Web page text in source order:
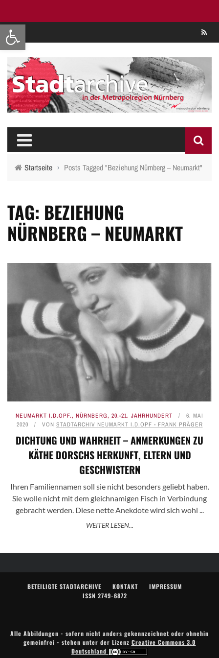
Werkzeugleiste öffnen
Startseite › Posts Tagged "Beziehung Nürnberg – Neumarkt"
TAG: BEZIEHUNG
NÜRNBERG – NEUMARKT
NEUMARKT I.D.OPF., NÜRNBERG, 20.-21. JAHRHUNDERT
6. MAI
2020
VON STADTARCHIV NEUMARKT I.D.OPF - FRANK PRÄGER
DICHTUNG UND WAHRHEIT – ANMERKUNGEN ZU
KÄTHE DORSCHS HERKUNFT, ELTERN UND
GESCHWISTERN
Ihren Familiennamen soll sie nicht besonders geliebt haben.
Sie wolle nicht mit dem gleichnamigen Fisch in Verbindung
gebracht werden. Diese nette Anekdote wird sich wohl ...
WEITER LESEN...
BETEILIGTE STADTARCHIVE KONTAKT
IMPRESSUM
ISSN 2749-6872
Alle Abbildungen - sofern nicht anders gekennzeichnet oder ohnehin
gemeinfrei - stehen unter der Lizenz Creative Commons 3.0
Deutschland